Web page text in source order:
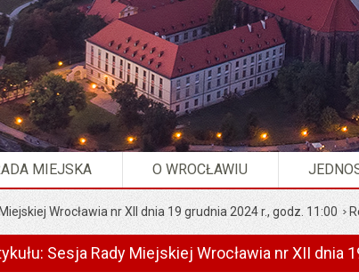
MIEJSKA O WROCŁAWIU
Wrocławia nr XII dnia 19 grudnia 2024 r., godz. 11:00
Sesja Rady Miejskiej Wrocławia nr XII dnia